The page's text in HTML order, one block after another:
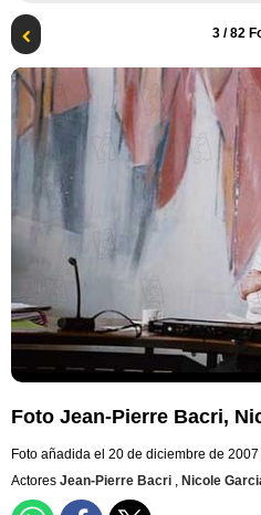
3/ 82
Foto Jean-Pierre Bacri,
Foto añadida el 20 de diciembre de 2007
Actores Jean-Pierre Bacri , Nicole